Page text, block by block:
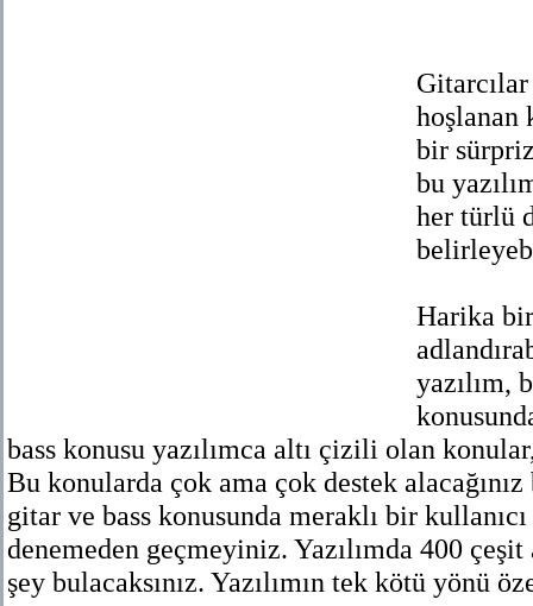
hoşlanan
bir
bu
her türlü
Harika
yazılım,
bass konusu yazılımca altı çizili olan
Bu konularda çok ama çok destek alacağınız
gitar ve bass konusunda meraklı bir kullanıcı
denemeden geçmeyiniz. Yazılımda 400
şey bulacaksınız. Yazılımın tek kötü yönü